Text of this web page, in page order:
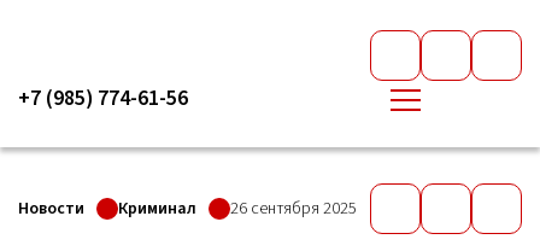
+7 (985) 774-61-56
Новости Криминал 26 сентября 2025